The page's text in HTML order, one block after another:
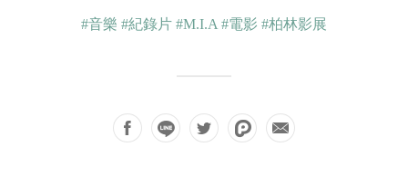
#音樂 #紀錄片 #M.I.A #電影 #柏林影展